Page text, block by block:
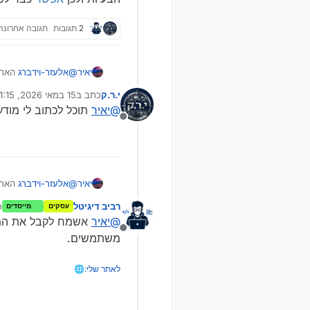
2 תגובות תגובה
יאיר@אלעזר-וידברג
מנותק
י.ר.קכתב ב15 במאי 2026, 11:15
נערך לאחרונה על ידי
@יאיר תוכל לכתוב לי
יאיר@אלעזר-וידברג
מנותק
רביב דיגיטל עסקים מייסדים
@יאיר אשמח לקבל את
משתמשים.
לאתר שלי:🌐